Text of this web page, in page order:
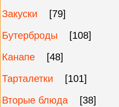
Закуски
[79]
Бутерброды
[108]
Канапе
[48]
Тарталетки
[101]
Вторые блюда
[38]